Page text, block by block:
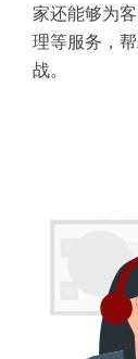
家还能够为
理等服务，
战。